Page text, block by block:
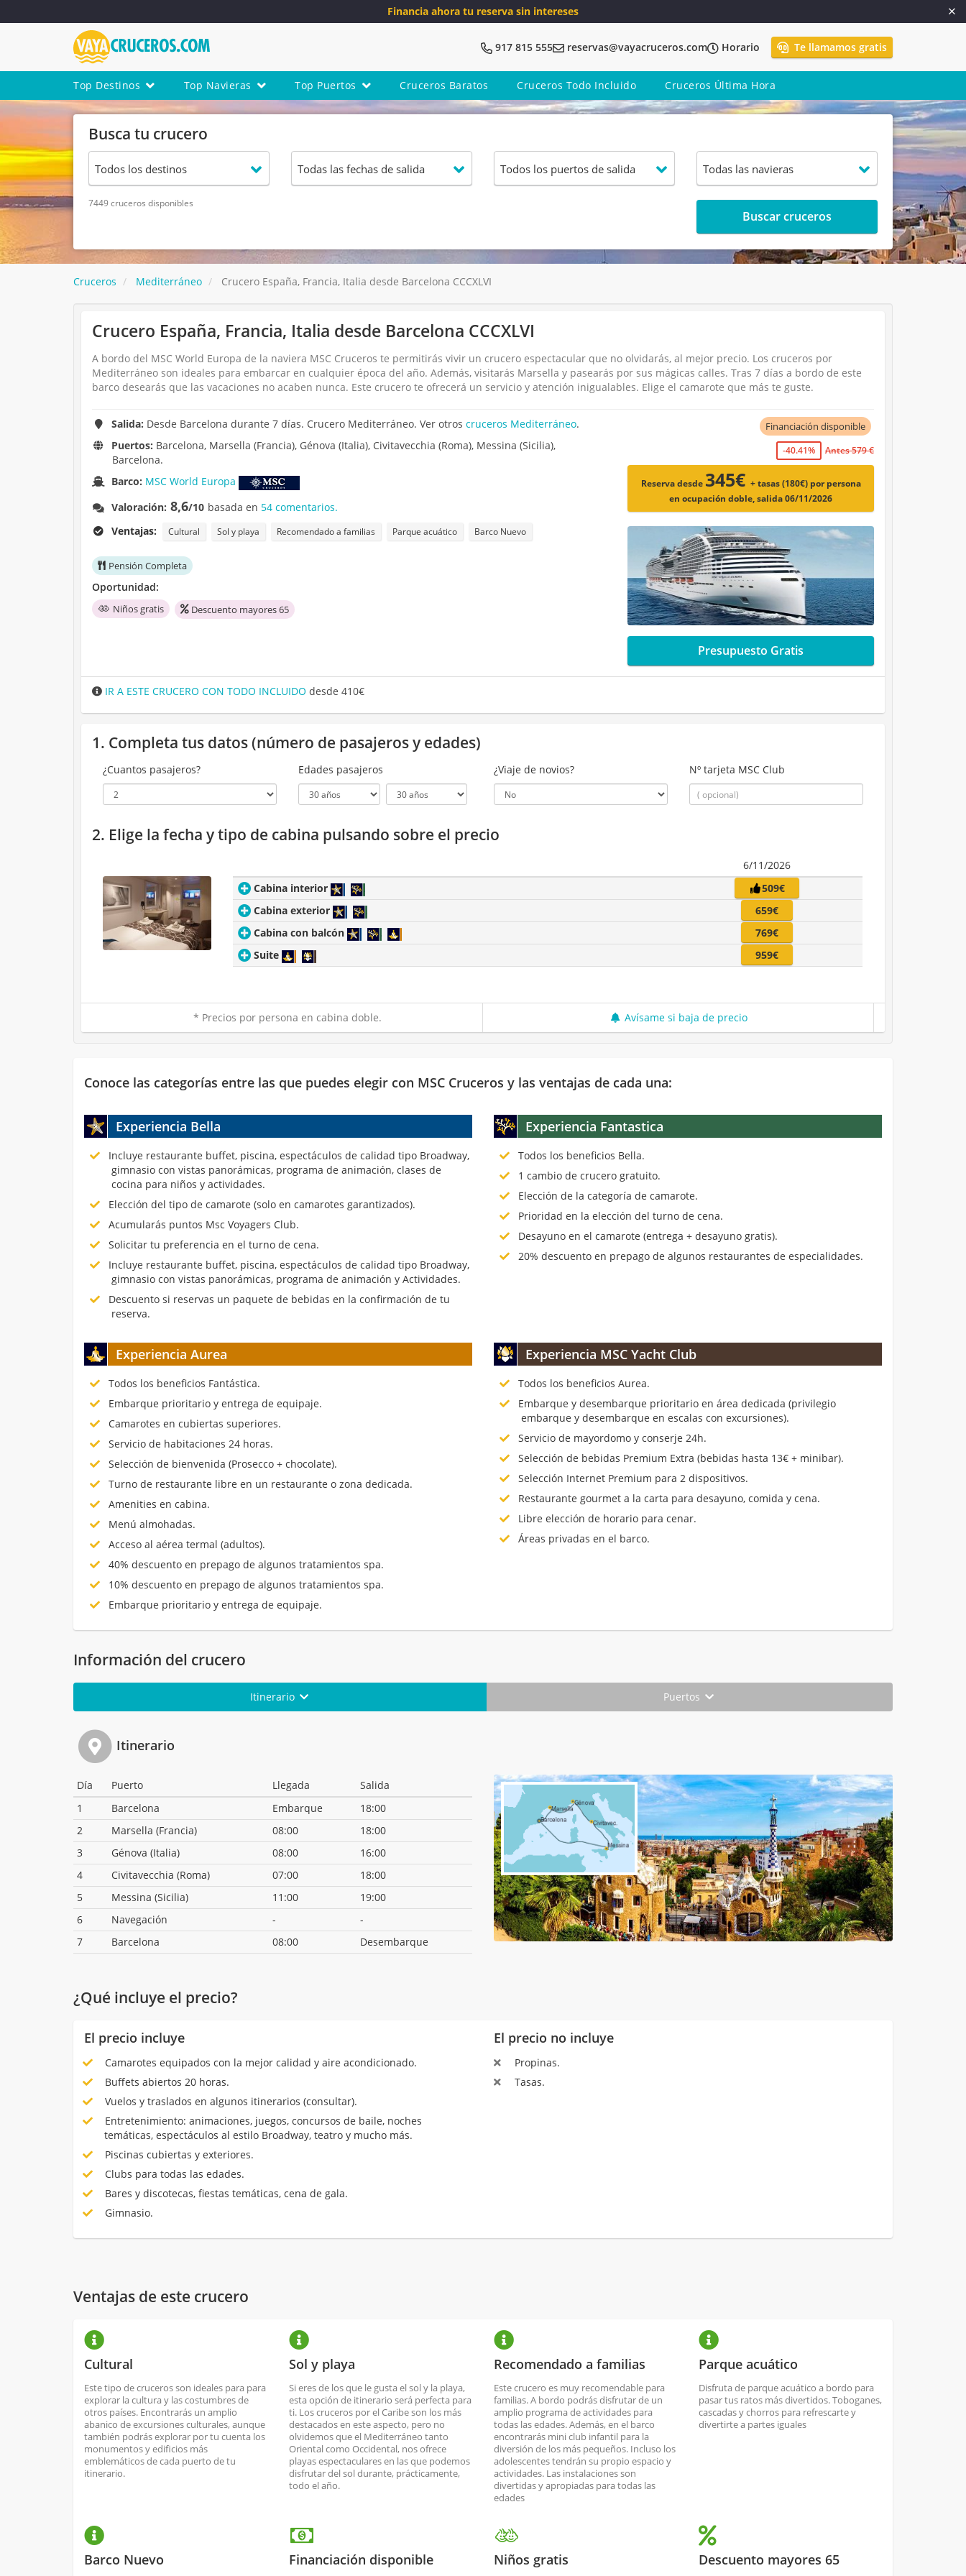
Financia ahora tu reserva sin intereses
917 815 555 reservas@vayacruceros.com Horario Te llamamos gratis
Top Destinos Top Navieras Top Puertos Cruceros Baratos Cruceros Todo Incluido Cruceros Última Hora
Busca tu crucero
7449 cruceros disponibles
Buscar cruceros
Cruceros Mediterráneo Crucero España, Francia, Italia desde Barcelona CCCXLVI
Crucero España, Francia, Italia desde Barcelona CCCXLVI
A bordo del MSC World Europa de la naviera MSC Cruceros te permitirás vivir un crucero espectacular que no olvidarás, al mejor precio. Los cruceros por
Mediterráneo son ideales para embarcar en cualquier época del año. Además, visitarás Marsella y pasearás por sus mágicas calles. Tras 7 días a bordo de este
barco desearás que las vacaciones no acaben nunca. Este crucero te ofrecerá un servicio y atención inigualables. Elige el camarote que más te guste.
Salida: Desde Barcelona durante 7 días. Crucero Mediterráneo. Ver otroscruceros Mediterráneo.
Puertos: Barcelona, Marsella (Francia), Génova (Italia), Civitavecchia (Roma), Messina (Sicilia),
Barcelona.
Barco: MSC World Europa
Valoración: 8,6/10 basada en 54 comentarios.
Ventajas:
Cultural Sol y playa Recomendado a familias Parque acuático Barco Nuevo
Pensión Completa
Oportunidad:
Niños gratis Descuento mayores 65
Financiación disponible
-40.41% Antes 579 €
Reserva desde 345€ + tasas (180€) por persona
en ocupación doble, salida 06/11/2026
Presupuesto Gratis
IR A ESTE CRUCERO CON TODO INCLUIDO desde 410€
1. Completa tus datos (número de pasajeros y edades)
¿Cuantos pasajeros? Edades pasajeros ¿Viaje de novios? Nº tarjeta MSC Club
2. Elige la fecha y tipo de cabina pulsando sobre el precio
6/11/2026
Cabina interior
509€
Cabina exterior
659€
Cabina con balcón
769€
Suite
959€
* Precios por persona en cabina doble. Avísame si baja de precio
Conoce las categorías entre las que puedes elegir con MSC Cruceros y las ventajas de cada una:
Experiencia Bella
Incluye restaurante buffet, piscina, espectáculos de calidad tipo Broadway,
gimnasio con vistas panorámicas, programa de animación, clases de
cocina para niños y actividades.
Elección del tipo de camarote (solo en camarotes garantizados).
Acumularás puntos Msc Voyagers Club.
Solicitar tu preferencia en el turno de cena.
Incluye restaurante buffet, piscina, espectáculos de calidad tipo Broadway,
gimnasio con vistas panorámicas, programa de animación y Actividades.
Descuento si reservas un paquete de bebidas en la confirmación de tu
reserva.
Experiencia Fantastica
Todos los beneficios Bella.
1 cambio de crucero gratuito.
Elección de la categoría de camarote.
Prioridad en la elección del turno de cena.
Desayuno en el camarote (entrega + desayuno gratis).
20% descuento en prepago de algunos restaurantes de especialidades.
Experiencia Aurea
Todos los beneficios Fantástica.
Embarque prioritario y entrega de equipaje.
Camarotes en cubiertas superiores.
Servicio de habitaciones 24 horas.
Selección de bienvenida (Prosecco + chocolate).
Turno de restaurante libre en un restaurante o zona dedicada.
Amenities en cabina.
Menú almohadas.
Acceso al aérea termal (adultos).
40% descuento en prepago de algunos tratamientos spa.
10% descuento en prepago de algunos tratamientos spa.
Embarque prioritario y entrega de equipaje.
Experiencia MSC Yacht Club
Todos los beneficios Aurea.
Embarque y desembarque prioritario en área dedicada (privilegio
embarque y desembarque en escalas con excursiones).
Servicio de mayordomo y conserje 24h.
Selección de bebidas Premium Extra (bebidas hasta 13€ + minibar).
Selección Internet Premium para 2 dispositivos.
Restaurante gourmet a la carta para desayuno, comida y cena.
Libre elección de horario para cenar.
Áreas privadas en el barco.
Información del crucero
Itinerario Puertos
Itinerario
Día Puerto Llegada
Salida
1
Barcelona Embarque
18:00
2
Marsella (Francia) 08:00
18:00
3
Génova (Italia) 08:00
16:00
4
Civitavecchia (Roma) 07:00
18:00
5
Messina (Sicilia) 11:00
19:00
6
Navegación -
-
7
Barcelona 08:00 Desembarque
¿Qué incluye el precio?
El precio incluye
Camarotes equipados con la mejor calidad y aire acondicionado.
Buffets abiertos 20 horas.
Vuelos y traslados en algunos itinerarios (consultar).
Entretenimiento: animaciones, juegos, concursos de baile, noches
temáticas, espectáculos al estilo Broadway, teatro y mucho más.
Piscinas cubiertas y exteriores.
Clubs para todas las edades.
Bares y discotecas, fiestas temáticas, cena de gala.
Gimnasio.
El precio no incluye
Propinas.
Tasas.
Ventajas de este crucero
Cultural
Este tipo de cruceros son ideales para para
explorar la cultura y las costumbres de
otros países. Encontrarás un amplio
abanico de excursiones culturales, aunque
también podrás explorar por tu cuenta los
monumentos y edificios más
emblemáticos de cada puerto de tu
itinerario.
Sol y playa
Si eres de los que le gusta el sol y la playa,
esta opción de itinerario será perfecta para
ti. Los cruceros por el Caribe son los más
destacados en este aspecto, pero no
olvidemos que el Mediterráneo tanto
Oriental como Occidental, nos ofrece
playas espectaculares en las que podemos
disfrutar del sol durante, prácticamente,
todo el año.
Recomendado a familias
Este crucero es muy recomendable para
familias. A bordo podrás disfrutar de un
amplio programa de actividades para
todas las edades. Además, en el barco
encontrarás mini club infantil para la
diversión de los más pequeños. Incluso los
adolescentes tendrán su propio espacio y
actividades. Las instalaciones son
divertidas y apropiadas para todas las
edades
Parque acuático
Disfruta de parque acuático a bordo para
pasar tus ratos más divertidos. Toboganes,
cascadas y chorros para refrescarte y
divertirte a partes iguales
Barco Nuevo Financiación disponible Niños gratis Descuento mayores 65